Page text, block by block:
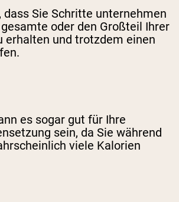
dass Sie Schritte unternehmen
oder den Großteil Ihrer
erhalten und trotzdem einen
es sogar gut für Ihre
sein, da Sie während
viele Kalorien